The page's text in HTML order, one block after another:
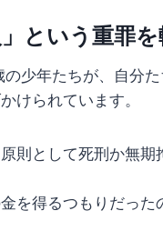
」という重罪
少年たちが、自分
けられています。
則として死刑か無
を得るつもりだっ